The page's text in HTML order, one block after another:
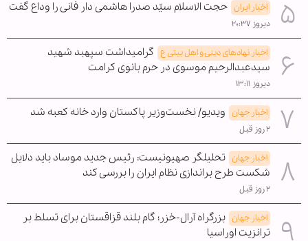
اخبار ایران حجت الاسلام سیّد صدرا هاشمی دار فانی را وداع گفت
دیروز ۲۰:۳۷
اخبار نهادهای دینی و اهل بیتی ع گرامیداشت سپهبد شهید
سیدعبدالرحیم موسوی در حرم بانوی کرامت
دیروز ۱۳:۱۱
اخبار جهان ویدیو/ نخست‌وزیر پاکستان وارد خانه کعبه شد
۲ روز قبل
اخبار جهان تحلیلگر صهیونیست: رئیس جدید موساد باید دلایل
شکست طرح براندازی نظام ایران را بررسی کند
۲ روز قبل
اخبار جهان بزرگراه آرال-خزر؛ گام بلند قزاقستان برای تسلط بر
ترانزیت اوراسیا